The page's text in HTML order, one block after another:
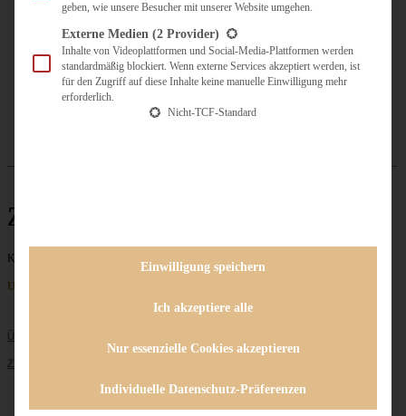
ÜBER MICH
ZUSAMMENARBEIT
Zimtcreme
Keine Beiträge gefunden
Unternehmen
ÜBER MICH
ZUSAMMENARBEIT
geben, wie unsere Besucher mit unserer Website umgehen.
Externe Medien (2 Provider)
Inhalte von Videoplattformen und Social-Media-Plattformen werden
standardmäßig blockiert. Wenn externe Services akzeptiert werden, ist
für den Zugriff auf diese Inhalte keine manuelle Einwilligung mehr
erforderlich.
Nicht-TCF-Standard
Einwilligung speichern
Ich akzeptiere alle
Nur essenzielle Cookies akzeptieren
Individuelle Datenschutz-Präferenzen